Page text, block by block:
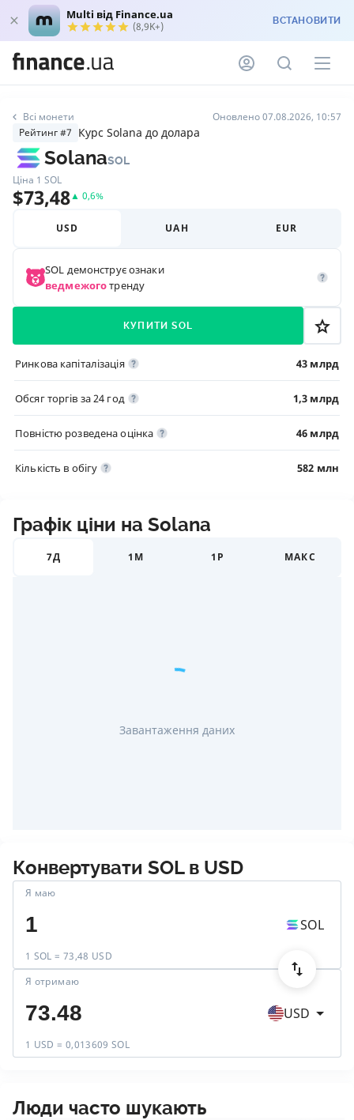
Multi від Finance.ua
(8,9K+) ВСТАНОВИТИ
Всі монети
Оновлено 07.08.2026, 10:57
Рейтинг #7 Курс Solana до долара
SolanaSOL
Ціна 1 SOL
$73,48▲ 0,6%
USD UAH EUR
SOL демонструє ознаки
ведмежоготренду
КУПИТИ SOL
Ринкова капіталізація 43 млрд
Обсяг торгів за 24 год 1,3 млрд
Повністю розведена оцінка 46 млрд
Кількість в обігу 582 млн
Графік ціни на Solana
7Д 1М 1Р МАКС
Завантаження даних
Конвертувати SOLв USD
Я маю
1 SOL = 73,48 USD
SOL
Я отримаю
1 USD = 0,013609 SOL
USD
Люди часто шукають